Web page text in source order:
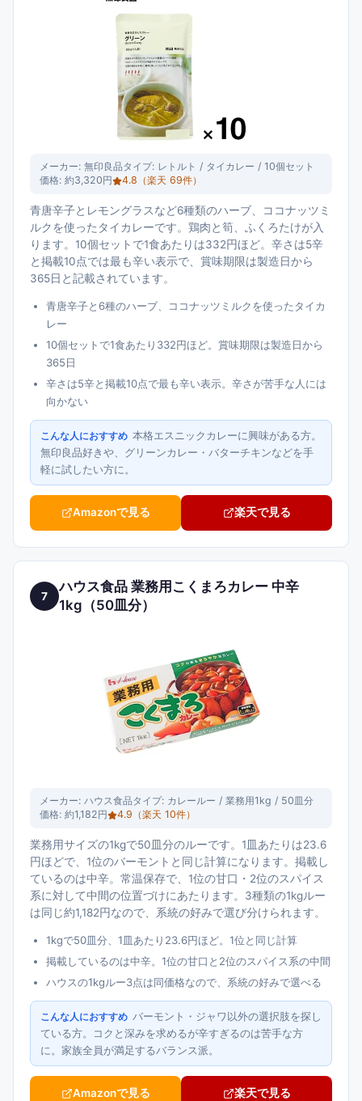
メーカー: 無印良品タイプ: レトルト / タイカレー / 10個セット
価格: 約3,320円 4.8 （楽天 69件）
青唐辛子とレモングラスなど6種類のハーブ、ココナッツミ
ルクを使ったタイカレーです。鶏肉と筍、ふくろたけが入
ります。10個セットで1食あたりは332円ほど。辛さは5辛
と掲載10点では最も辛い表示で、賞味期限は製造日から
365日と記載されています。
青唐辛子と6種のハーブ、ココナッツミルクを使ったタイカ
レー
10個セットで1食あたり332円ほど。賞味期限は製造日から
365日
辛さは5辛と掲載10点で最も辛い表示。辛さが苦手な人には
向かない
こんな人におすすめ 本格エスニックカレーに興味がある方。
無印良品好きや、グリーンカレー・バターチキンなどを手
軽に試したい方に。
Amazonで見る 楽天で見る
7
ハウス食品 業務用こくまろカレー 中辛
1kg（50皿分）
メーカー: ハウス食品タイプ: カレールー / 業務用1kg / 50皿分
価格: 約1,182円 4.9 （楽天 10件）
業務用サイズの1kgで50皿分のルーです。1皿あたりは23.6
円ほどで、1位のバーモントと同じ計算になります。掲載し
ているのは中辛。常温保存で、1位の甘口・2位のスパイス
系に対して中間の位置づけにあたります。3種類の1kgルー
は同じ約1,182円なので、系統の好みで選び分けられます。
1kgで50皿分、1皿あたり23.6円ほど。1位と同じ計算
掲載しているのは中辛。1位の甘口と2位のスパイス系の中間
ハウスの1kgルー3点は同価格なので、系統の好みで選べる
こんな人におすすめ バーモント・ジャワ以外の選択肢を探し
ている方。コクと深みを求めるが辛すぎるのは苦手な方
に。家族全員が満足するバランス派。
Amazonで見る 楽天で見る